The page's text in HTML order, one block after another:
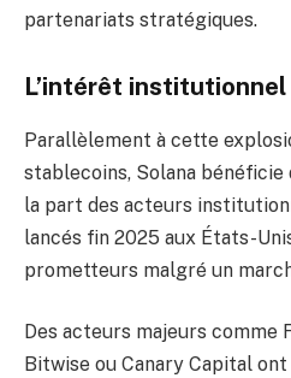
partenariats stratégiques.
L’intérêt
Parallèlement à cette
stablecoins, Solana bénéficie
la part des acteurs
lancés fin 2025 aux États-
prometteurs malgré un
Des acteurs majeurs comme
Bitwise ou Canary Capital